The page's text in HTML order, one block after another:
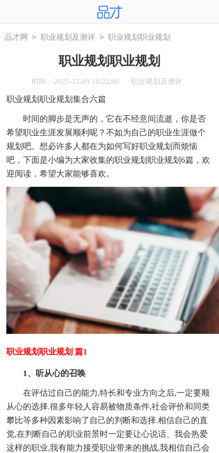
品才网 > 职业规划及测评 > 职业规划职业规划
职业规划职业规划
时间：2025-12-09 18:22:00 职业规划及测评
职业规划职业规划集合六篇
时间的脚步是无声的，它在不经意间流逝，你是否
希望职业生涯发展顺利呢？不如为自己的职业生涯做个
规划吧。想必许多人都在为如何写好职业规划而烦恼
吧，下面是小编为大家收集的职业规划职业规划6篇，欢
迎阅读，希望大家能够喜欢。
职业规划职业规划 篇1
1、听从心的召唤
在评估过自己的能力,特长和专业方向之后,一定要顺
从心的选择.很多年轻人容易被物质条件,社会评价和同类
攀比等多种因素影响了自己的判断和选择.相信自己的直
觉,在判断自己的职业前景时一定要让心说话、我会热爱
这样的职业,我有能力接受职业带来的挑战,我相信自己会